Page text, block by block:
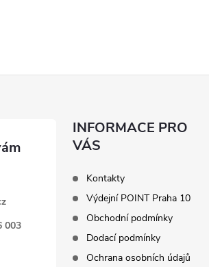
003
INFORMACE PRO
VÁS
Kontakty
Výdejní POINT Praha 10
Obchodní podmínky
Dodací podmínky
Ochrana osobních údajů